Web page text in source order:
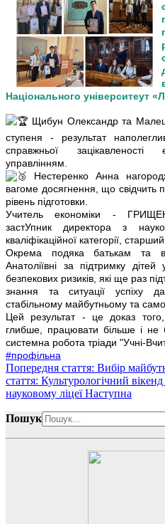
Національного університеут
Щибун Олександр та
ступеня - результат
справжньої
управлінням.
Нестеренко Анна
вагоме досягнення, що свідчить
рівень підготовки.
Учитель економіки -
застУпник директора з
кваліфікаційної категорії,
Окрема подяка батькам та
Анатоліївні за підтримку
безпекових ризиків, які ще раз
знання та ситуації успіху
стабільному майбутньому та
Цей результат - це доказ
глибше, працювати більше і не
системна робота тріади "Учні-
#профільна
Попередня стаття: Вибір
стаття: Культурологічний
науковому ліцеїНаступна
Пошук